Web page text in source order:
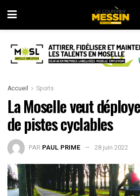
Accueil Sports
La Moselle veut
de pistes cyclables
PAR PAUL PRIME 28 juin 2022